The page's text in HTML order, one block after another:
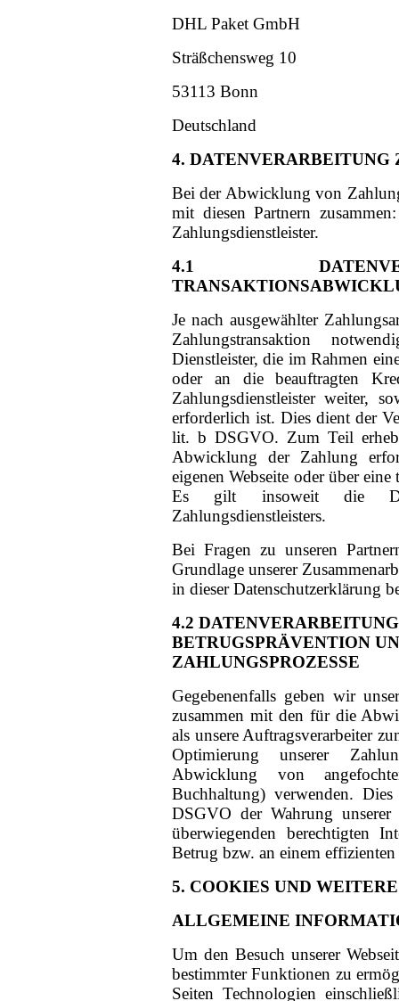
DHL Paket GmbH
Sträßchensweg 10
53113 Bonn
Deutschland
4.
Bei der Abwicklung von
mit diesen Partnern
Zahlungsdienstleister.
4.1
Je nach ausgewählter
Zahlungstransaktion
Dienstleister, die im Rahmen
oder an die beauftragten
Zahlungsdienstleister weiter,
erforderlich ist. Dies dient der
lit. b DSGVO. Zum Teil
Abwicklung der Zahlung
eigenen Webseite oder über
Es gilt insoweit die
Zahlungsdienstleisters.
Bei Fragen zu unseren
Grundlage unserer
in dieser Datenschutzerklärung
4.2
BETRUGSPRÄVENTION
ZAHLUNGSPROZESSE
Gegebenenfalls geben wir
zusammen mit den für die
als unsere Auftragsverarbeiter
Optimierung unserer
Abwicklung von
Buchhaltung) verwenden.
DSGVO der Wahrung unserer
überwiegenden berechtigten
Betrug bzw. an einem
5. COOKIES UND
ALLGEMEINE
Um den Besuch unserer
bestimmter Funktionen zu
Seiten Technologien